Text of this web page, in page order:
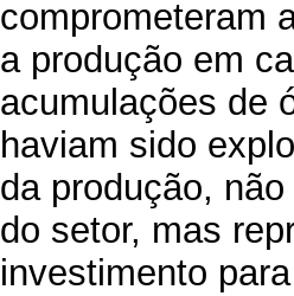
comprometeram
a produção em
acumulações de
haviam sido
da produção,
do setor, mas
investimento